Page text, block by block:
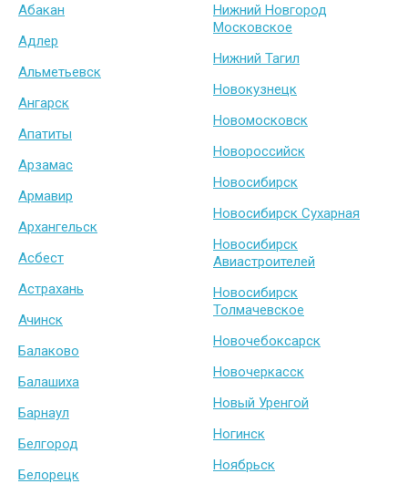
Абакан
Адлер
Альметьевск
Ангарск
Апатиты
Арзамас
Армавир
Архангельск
Асбест
Астрахань
Ачинск
Балаково
Балашиха
Барнаул
Белгород
Белорецк
Нижний Новгород
Московское
Нижний Тагил
Новокузнецк
Новомосковск
Новороссийск
Новосибирск
Новосибирск Сухарная
Новосибирск
Авиастроителей
Новосибирск
Толмачевское
Новочебоксарск
Новочеркасск
Новый Уренгой
Ногинск
Ноябрьск